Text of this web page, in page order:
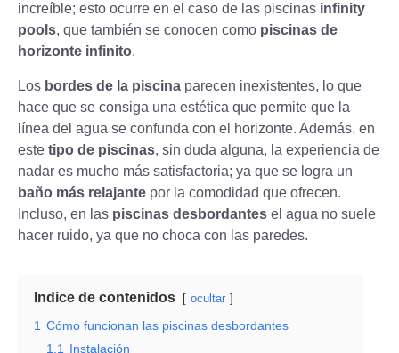
increíble; esto ocurre en el caso de las piscinas infinity
pools, que también se conocen como piscinas de
horizonte infinito.
Los bordes de la piscina parecen inexistentes, lo que
hace que se consiga una estética que permite que la
línea del agua se confunda con el horizonte. Además, en
este tipo de piscinas, sin duda alguna, la experiencia de
nadar es mucho más satisfactoria; ya que se logra un
baño más relajante por la comodidad que ofrecen.
Incluso, en las piscinas desbordantes el agua no suele
hacer ruido, ya que no choca con las paredes.
Indice de contenidos ocultar
1 Cómo funcionan las piscinas desbordantes
1.1
Instalación